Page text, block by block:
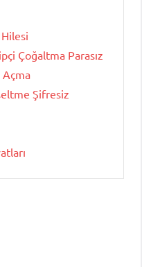
Çoğaltma Parasız
Açma
Şifresiz